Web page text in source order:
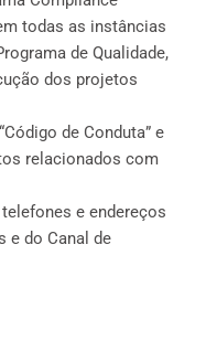
todas as instâncias
de Qualidade,
dos projetos
de Conduta” e
relacionados com
e endereços
e do Canal de